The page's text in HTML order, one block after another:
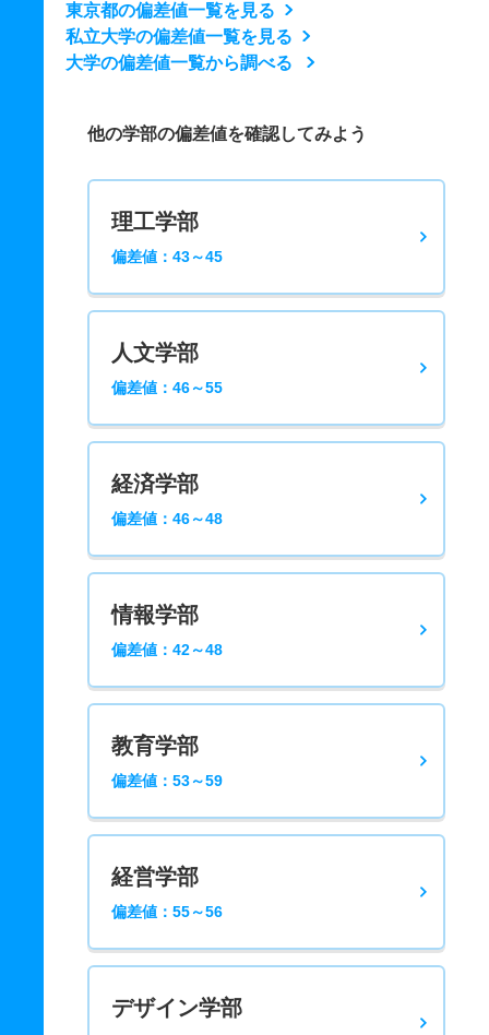
東京都の偏差値一覧を見る
私立大学の偏差値一覧を見る
大学の偏差値一覧から調べる
他の学部の偏差値を確認してみよう
理工学部
偏差値：43～45
人文学部
偏差値：46～55
経済学部
偏差値：46～48
情報学部
偏差値：42～48
教育学部
偏差値：53～59
経営学部
偏差値：55～56
デザイン学部